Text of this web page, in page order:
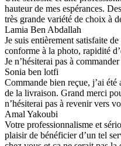
hauteur de mes espérances.
très grande variété de choix à
Lamia Ben Abdallah
Je suis entièrement satisfaite
conforme à la photo, rapidité
Je n’hésiterai pas à
Sonia ben lotfi
Commande bien reçue, j’ai
de la livraison. Grand merci
n’hésiterai pas à revenir vers
Amal Yakoubi
Votre professionnalisme et
plaisir de bénéficier d’un tel